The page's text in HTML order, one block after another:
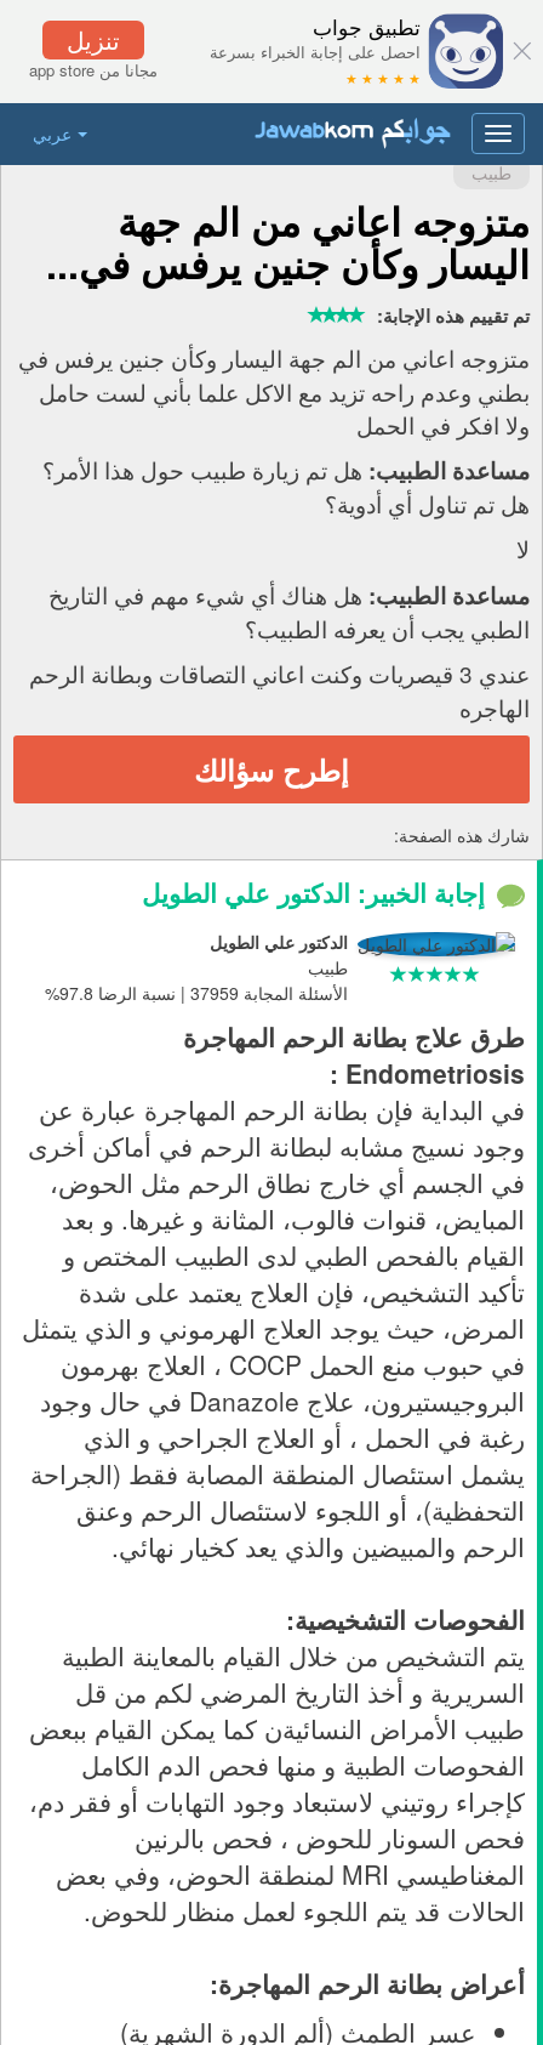
تنزيل
مجانا من app store
تطبيق جواب
احصل على إجابة الخبراء بسرعة
★ ★ ★ ★ ★
عربي
Toggle
navigation
طبيب
متزوجه اعاني من الم جهة
اليسار وكأن جنين يرفس في...
تم تقييم هذه الإجابة:
متزوجه اعاني من الم جهة اليسار وكأن جنين يرفس في
بطني وعدم راحه تزيد مع الاكل علما بأني لست حامل
ولا افكر في الحمل
مساعدة الطبيب: هل تم زيارة طبيب حول هذا الأمر؟
هل تم تناول أي أدوية؟
لا
مساعدة الطبيب: هل هناك أي شيء مهم في التاريخ
الطبي يجب أن يعرفه الطبيب؟
عندي 3 قيصريات وكنت اعاني التصاقات وبطانة الرحم
الهاجره
إطرح سؤالك
شارك هذه الصفحة:
إجابة الخبير: الدكتور علي الطويل
الدكتور علي الطويل
طبيب
الأسئلة المجابة 37959 | نسبة الرضا 97.8%
طرق علاج بطانة الرحم المهاجرة
Endometriosis :
في البداية فإن بطانة الرحم المهاجرة عبارة عن
وجود نسيج مشابه لبطانة الرحم في أماكن أخرى
في الجسم أي خارج نطاق الرحم مثل الحوض،
المبايض، قنوات فالوب، المثانة و غيرها. و بعد
القيام بالفحص الطبي لدى الطبيب المختص و
تأكيد التشخيص، فإن العلاج يعتمد على شدة
المرض، حيث يوجد العلاج الهرموني و الذي يتمثل
في حبوب منع الحمل COCP ، العلاج بهرمون
البروجيستيرون، علاج Danazole في حال وجود
رغبة في الحمل ، أو العلاج الجراحي و الذي
يشمل استئصال المنطقة المصابة فقط (الجراحة
التحفظية)، أو اللجوء لاستئصال الرحم وعنق
الرحم والمبيضين والذي يعد كخيار نهائي.
الفحوصات التشخيصية:
يتم التشخيص من خلال القيام بالمعاينة الطبية
السريرية و أخذ التاريخ المرضي لكم من قل
طبيب الأمراض النسائيةن كما يمكن القيام ببعض
الفحوصات الطبية و منها فحص الدم الكامل
كإجراء روتيني لاستبعاد وجود التهابات أو فقر دم،
فحص السونار للحوض ، فحص بالرنين
المغناطيسي MRI لمنطقة الحوض، وفي بعض
الحالات قد يتم اللجوء لعمل منظار للحوض.
أعراض بطانة الرحم المهاجرة:
عسر الطمث (ألم الدورة الشهرية)